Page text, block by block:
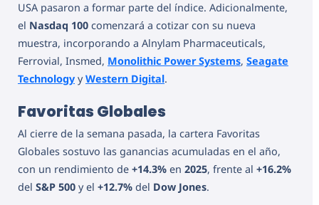
USA pasaron a formar parte del índice. Adicionalmente,
el Nasdaq 100 comenzará a cotizar con su nueva
muestra, incorporando a Alnylam Pharmaceuticals,
Ferrovial, Insmed, Monolithic Power Systems, Seagate
Technology yWestern Digital.
Favoritas Globales
Al cierre de la semana pasada, la cartera Favoritas
Globales sostuvo las ganancias acumuladas en el año,
con un rendimiento de +14.3% en 2025, frente al +16.2%
del S&P 500 y el +12.7% del Dow Jones.